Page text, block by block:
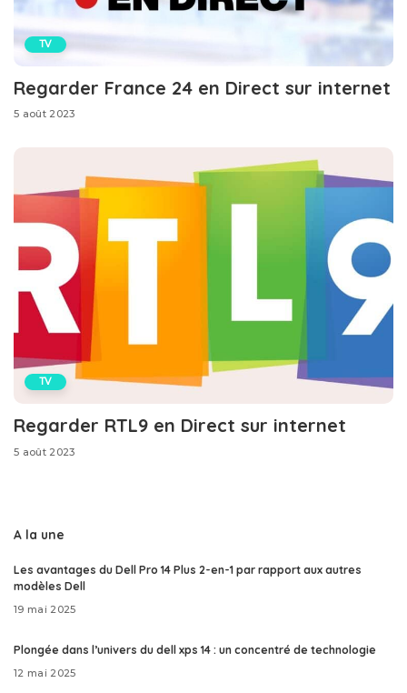
TV
Regarder France 24 en Direct sur internet
5 août 2023
TV
Regarder RTL9 en Direct sur internet
5 août 2023
A la une
Les avantages du Dell Pro 14 Plus 2-en-1 par rapport aux autres
modèles Dell
19 mai 2025
Plongée dans l’univers du dell xps 14 : un concentré de technologie
12 mai 2025